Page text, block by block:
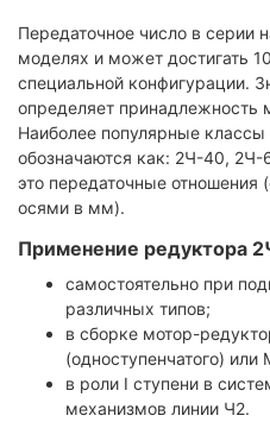
Передаточное число в серии
моделях и может достигать
специальной конфигурации.
определяет принадлежность
Наиболее популярные
обозначаются как: 2Ч-40,
это передаточные
осями в мм).
Применение редуктора
самостоятельно при
различных типов;
в сборке мотор-
(одноступенчатого) или
в роли I ступени в
механизмов линии Ч2.